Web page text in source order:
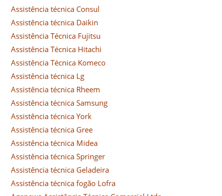
Assistência técnica Consul
Assistência técnica Daikin
Assistência Técnica Fujitsu
Assistência Técnica Hitachi
Assistência Técnica Komeco
Assistência técnica Lg
Assistência técnica Rheem
Assistência técnica Samsung
Assistência técnica York
Assistência técnica Gree
Assistência técnica Midea
Assistência técnica Springer
Assistência técnica Geladeira
Assistência técnica fogão Lofra